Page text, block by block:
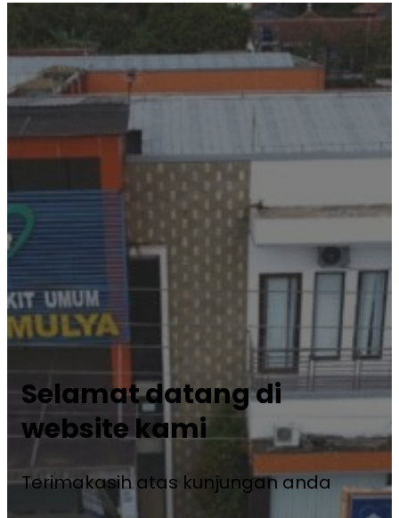
Selamat datang di
website kami
Terimakasih atas kunjungan anda